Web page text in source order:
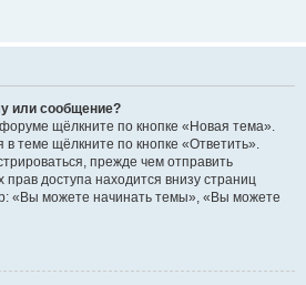
или сообщение?
щёлкните по кнопке «Новая тема».
теме щёлкните по кнопке «Ответить».
прежде чем отправить
доступа находится внизу страниц
«Вы можете начинать темы», «Вы можете